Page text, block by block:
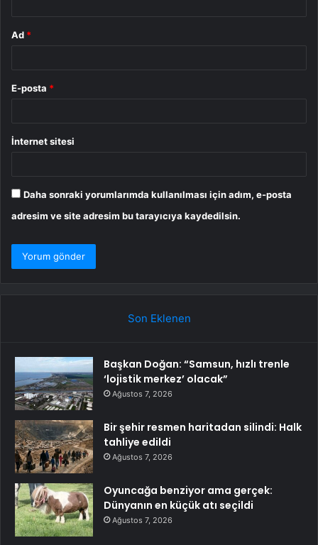
Ad *
E-posta *
İnternet sitesi
Daha sonraki yorumlarımda kullanılması için adım, e-posta
adresim ve site adresim bu tarayıcıya kaydedilsin.
Son Eklenen
Başkan Doğan: “Samsun, hızlı trenle
‘lojistik merkez’ olacak”
Ağustos 7, 2026
Bir şehir resmen haritadan silindi: Halk
tahliye edildi
Ağustos 7, 2026
Oyuncağa benziyor ama gerçek:
Dünyanın en küçük atı seçildi
Ağustos 7, 2026